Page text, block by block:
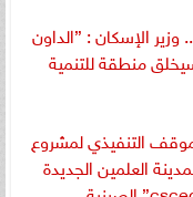
الإسكان : ”الداون
منطقة للتنمية
التنفيذي لمشروع
العلمين الجديدة